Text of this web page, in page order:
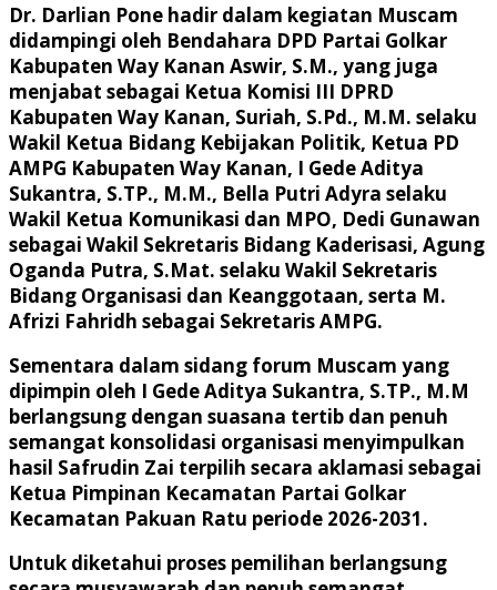
Dr. Darlian Pone hadir dalam kegiatan Muscam
didampingi oleh Bendahara DPD Partai Golkar
Kabupaten Way Kanan Aswir, S.M., yang juga
menjabat sebagai Ketua Komisi III DPRD
Kabupaten Way Kanan, Suriah, S.Pd., M.M. selaku
Wakil Ketua Bidang Kebijakan Politik, Ketua PD
AMPG Kabupaten Way Kanan, I Gede Aditya
Sukantra, S.TP., M.M., Bella Putri Adyra selaku
Wakil Ketua Komunikasi dan MPO, Dedi Gunawan
sebagai Wakil Sekretaris Bidang Kaderisasi, Agung
Oganda Putra, S.Mat. selaku Wakil Sekretaris
Bidang Organisasi dan Keanggotaan, serta M.
Afrizi Fahridh sebagai Sekretaris AMPG.
Sementara dalam sidang forum Muscam yang
dipimpin oleh I Gede Aditya Sukantra, S.TP., M.M
berlangsung dengan suasana tertib dan penuh
semangat konsolidasi organisasi menyimpulkan
hasil Safrudin Zai terpilih secara aklamasi sebagai
Ketua Pimpinan Kecamatan Partai Golkar
Kecamatan Pakuan Ratu periode 2026-2031.
Untuk diketahui proses pemilihan berlangsung